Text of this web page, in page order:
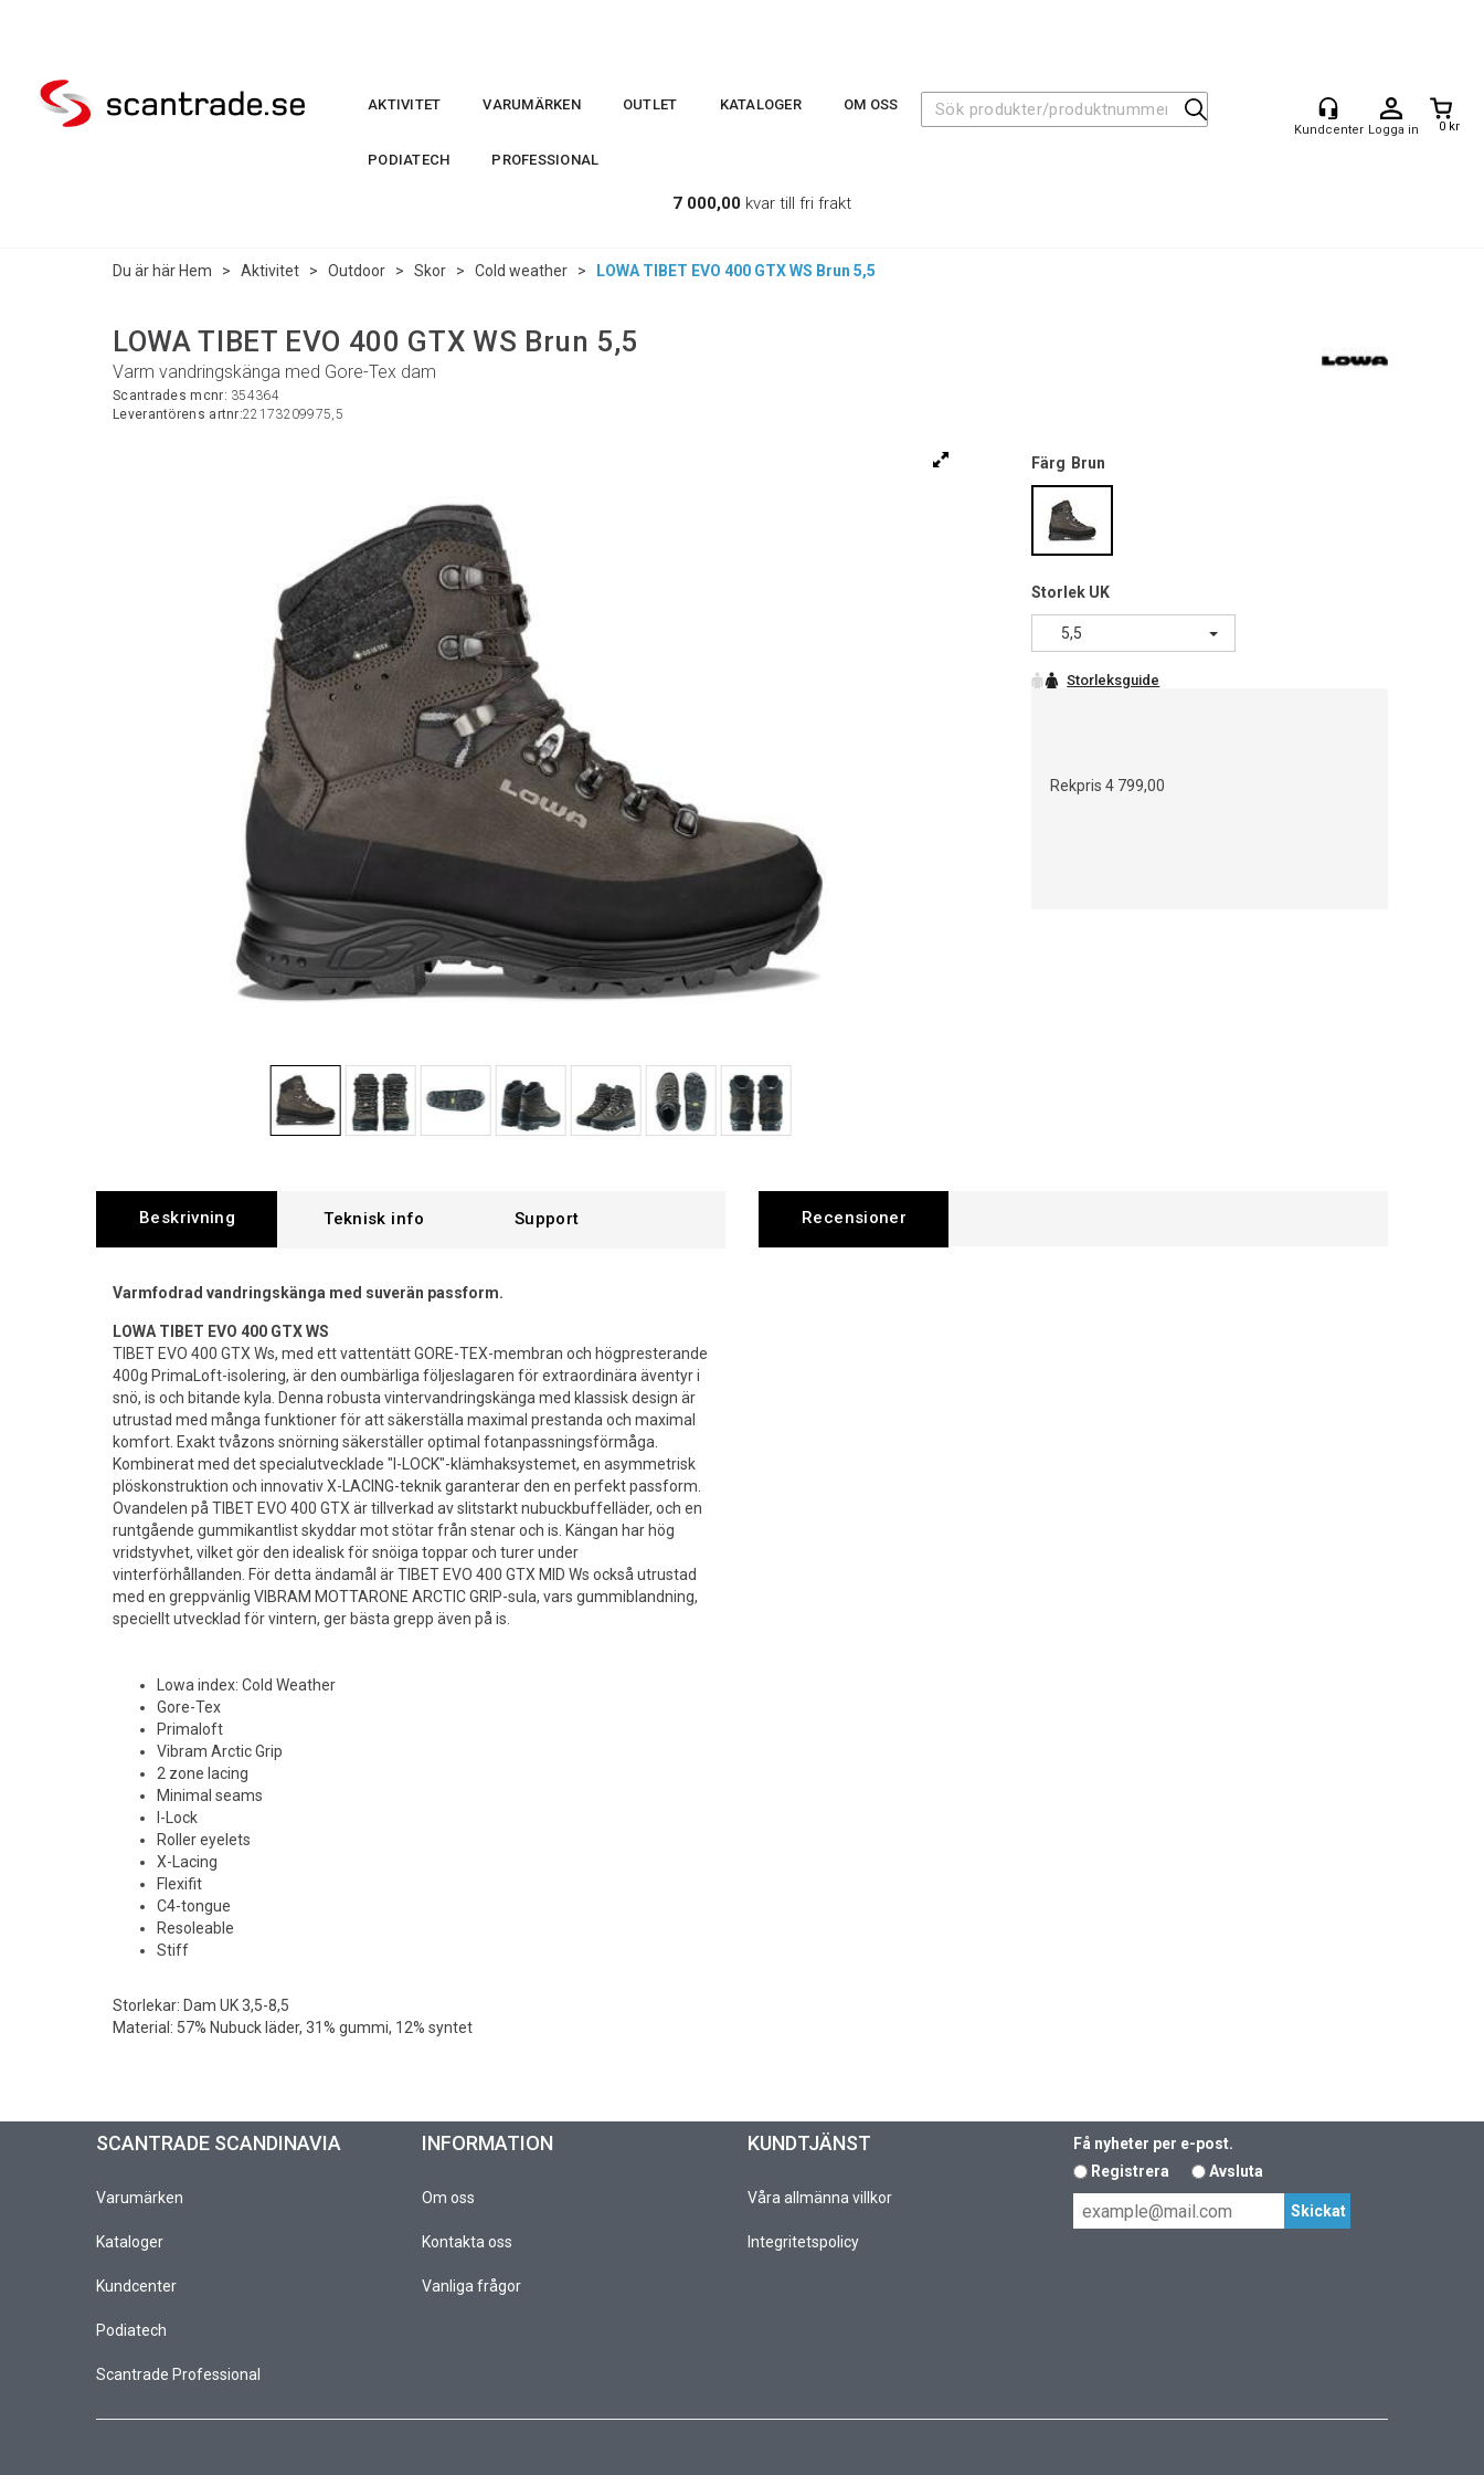
Logga in 0 kr
AKTIVITET VARUMÄRKEN OUTLET KATALOGER OM OSS
PODIATECH PROFESSIONAL
7 000,00 kvar till fri frakt
Du är här Hem > Aktivitet > Outdoor > Skor > Cold weather > LOWA TIBET EVO 400 GTX WS Brun 5,5
LOWA TIBET EVO 400 GTX WS Brun 5,5
Varm vandringskänga med Gore-Tex dam
Scantrades mcnr: 354364
Leverantörens artnr:22173209975,5
Färg Brun
Storlek UK
5,5
Rekpris4 799,00
Beskrivning Support
Varmfodrad vandringskänga med suverän passform.
LOWA TIBET EVO 400 GTX WS
TIBET EVO 400 GTX Ws, med ett vattentätt GORE-TEX-membran och högpresterande
400g PrimaLoft-isolering, är den oumbärliga följeslagaren för extraordinära äventyr i
snö, is och bitande kyla. Denna robusta vintervandringskänga med klassisk design är
utrustad med många funktioner för att säkerställa maximal prestanda och maximal
komfort. Exakt tvåzons snörning säkerställer optimal fotanpassningsförmåga.
Kombinerat med det specialutvecklade "I-LOCK"-klämhaksystemet, en asymmetrisk
plöskonstruktion och innovativ X-LACING-teknik garanterar den en perfekt passform.
Ovandelen på TIBET EVO 400 GTX är tillverkad av slitstarkt nubuckbuffelläder, och en
runtgående gummikantlist skyddar mot stötar från stenar och is. Kängan har hög
vridstyvhet, vilket gör den idealisk för snöiga toppar och turer under
vinterförhållanden. För detta ändamål är TIBET EVO 400 GTX MID Ws också utrustad
med en greppvänlig VIBRAM MOTTARONE ARCTIC GRIP-sula, vars gummiblandning,
speciellt utvecklad för vintern, ger bästa grepp även på is.
Lowa index: Cold Weather
Gore-Tex
Primaloft
Vibram Arctic Grip
2 zone lacing
Minimal seams
I-Lock
Roller eyelets
X-Lacing
Flexifit
C4-tongue
Resoleable
Stiff
Storlekar: Dam UK 3,5-8,5
Material: 57% Nubuck läder, 31% gummi, 12% syntet
Recensioner
SCANTRADE SCANDINAVIA
Varumärken
Kataloger
Kundcenter
Podiatech
Scantrade Professional
INFORMATION
Om oss
Kontakta oss
Vanliga frågor
KUNDTJÄNST
Våra allmänna villkor
Integritetspolicy
Få nyheter per e-post.
Registrera
Avsluta